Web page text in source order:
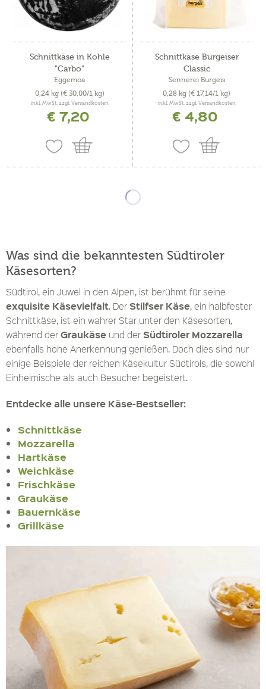
Schnittkäse in Kohle
"Carbo"
Eggemoa
0,24 kg (€ 30,00/1 kg)
inkl. MwSt. zzgl. Versandkosten
€ 7,20
Schnittkäse Burgeiser
Classic
Sennerei Burgeis
0,28 kg (€ 17,14/1 kg)
inkl. MwSt. zzgl. Versandkosten
€ 4,80
Was sind die bekanntesten Südtiroler
Käsesorten?
Südtirol, ein Juwel in den Alpen, ist berühmt für seine
exquisite Käsevielfalt. Der Stilfser Käse, ein halbfester
Schnittkäse, ist ein wahrer Star unter den Käsesorten,
während der Graukäse und der Südtiroler Mozzarella
ebenfalls hohe Anerkennung genießen. Doch dies sind nur
einige Beispiele der reichen Käsekultur Südtirols, die sowohl
Einheimische als auch Besucher begeistert.
Entdecke alle unsere Käse-Bestseller:
Schnittkäse
Mozzarella
Hartkäse
Weichkäse
Frischkäse
Graukäse
Bauernkäse
Grillkäse